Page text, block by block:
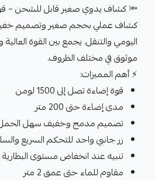
🔦 كشاف يدوي صغير قابل للشحن – قوة 1500
كشاف عملي بحجم صغير وتصميم
اليومي والتنقل. يجمع بين القوة
موثوق في مختلف الظروف.
⚡ أهم المميزات:
قوة إضاءة تصل إلى 1500 لومن
مدى إضاءة حتى 200 متر
تصميم مدمج وخفيف سهل
زر جانبي واحد للتحكم السريع
تنبيه عند انخفاض مستوى البطارية
مقاوم للماء حتى عمق 2 متر